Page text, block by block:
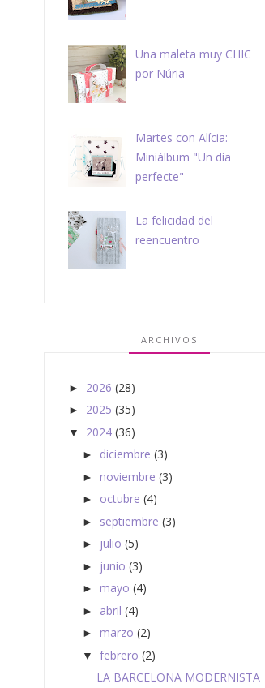
Una maleta muy CHIC
por Núria
Martes con Alícia:
Miniálbum "Un dia
perfecte"
La felicidad del
reencuentro
ARCHIVOS
► 2026 (28)
► 2025 (35)
▼ 2024 (36)
► diciembre (3)
► noviembre (3)
► octubre (4)
► septiembre (3)
► julio (5)
► junio (3)
► mayo (4)
► abril (4)
► marzo (2)
▼ febrero (2)
LA BARCELONA MODERNISTA